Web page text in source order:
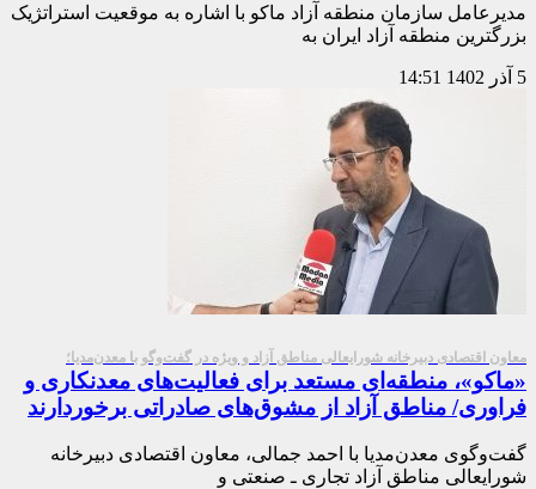
مدیرعامل سازمان منطقه آزاد ماکو با اشاره به موقعیت استراتژیک
بزرگترین منطقه آزاد ایران به
5 آذر 1402 14:51
معاون اقتصادی دبیرخانه شورایعالی مناطق آزاد و ویژه در گفت‌وگو با معدن‌مدیا؛
«ماکو»، منطقه‌ای مستعد برای فعالیت‌های معدنکاری و
فراوری/ مناطق آزاد از مشوق‌های صادراتی برخوردارند
گفت‌وگوی معدن‌مدیا با احمد جمالی، معاون اقتصادی دبیرخانه
شورایعالی مناطق آزاد تجاری ـ صنعتی و